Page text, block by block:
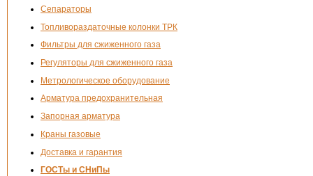
Сепараторы
Топливораздаточные колонки ТРК
Фильтры для сжиженного газа
Регуляторы для сжиженного газа
Метрологическое оборудование
Арматура предохранительная
Запорная арматура
Краны газовые
Доставка и гарантия
ГОСТы и СНиПы